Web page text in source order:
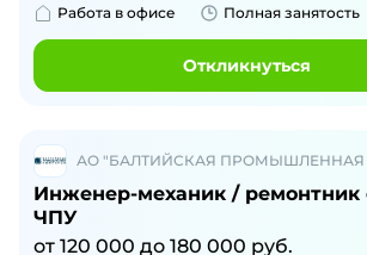
Работа в офисе
Полная занятость
Откликнуться
АО "БАЛТИЙСКАЯ
Инженер-механик / ремонтник
ЧПУ
от 120 000 до 180 000 руб.